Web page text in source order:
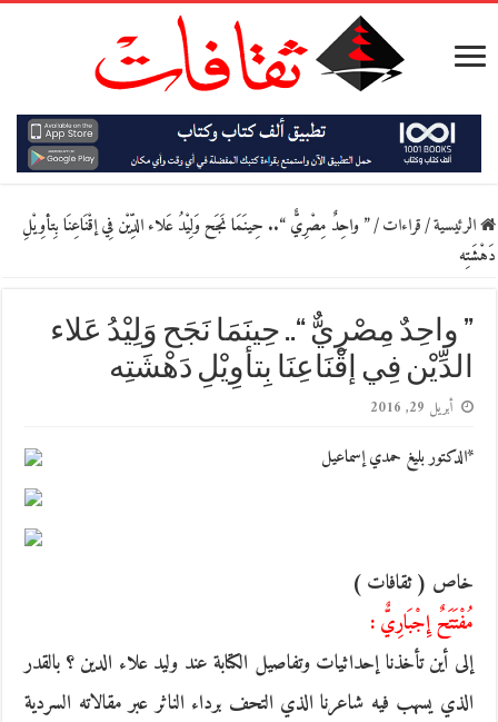
الرئيسية/قراءات/” واحِدٌ مِصْرِيٌّ “.. حِينَمَا نَجَح وَلِيْدُ عَلاء الدِّيْن فِي إقْنَاعِنَا بِتأوِيْلِ
دَهْشَتِه
” واحِدٌ مِصْرِيٌّ “.. حِينَمَا نَجَح وَلِيْدُ عَلاء
الدِّيْن فِي إقْنَاعِنَا بِتأوِيْلِ دَهْشَتِه
أبريل 29, 2016
*الدكتور بليغ حمدي إسماعيل
خاص ( ثقافات )
مُفْتَتَحٌ إِجْبَارِيٌّ :
إلى أين تأخذنا إحداثيات وتفاصيل الكتابة عند وليد علاء الدين ؟ بالقدر
الذي يسهب فيه شاعرنا الذي التحف برداء الناثر عبر مقالاته السردية